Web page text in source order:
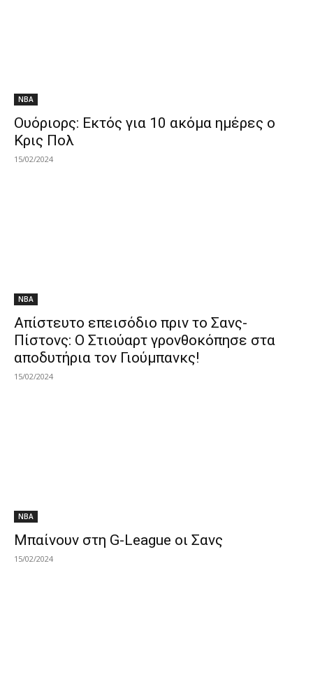
NBA
Ουόριορς: Εκτός για 10 ακόμα ημέρες ο
Κρις Πολ
15/02/2024
NBA
Απίστευτο επεισόδιο πριν το Σανς-
Πίστονς: Ο Στιούαρτ γρονθοκόπησε στα
αποδυτήρια τον Γιούμπανκς!
15/02/2024
NBA
Μπαίνουν στη G-League οι Σανς
15/02/2024